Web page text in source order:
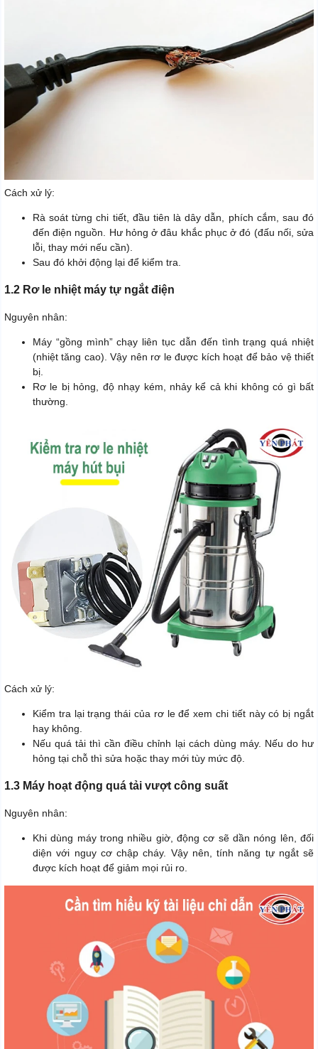
Cách xử lý:
Rà soát từng chi tiết, đầu tiên là dây dẫn, phích cắm, sau đó
đến điện nguồn. Hư hỏng ở đâu khắc phục ở đó (đấu nối, sửa
lỗi, thay mới nếu cần).
Sau đó khởi động lại để kiểm tra.
1.2 Rơ le nhiệt máy tự ngắt điện
Nguyên nhân:
Máy “gồng mình” chạy liên tục dẫn đến tình trạng quá nhiệt
(nhiệt tăng cao). Vậy nên rơ le được kích hoạt để bảo vệ thiết
bị.
Rơ le bị hỏng, độ nhạy kém, nhảy kể cả khi không có gì bất
thường.
Cách xử lý:
Kiểm tra lại trạng thái của rơ le để xem chi tiết này có bị ngắt
hay không.
Nếu quá tải thì cần điều chỉnh lại cách dùng máy. Nếu do hư
hỏng tại chỗ thì sửa hoặc thay mới tùy mức độ.
1.3 Máy hoạt động quá tải vượt công suất
Nguyên nhân:
Khi dùng máy trong nhiều giờ, động cơ sẽ dần nóng lên, đối
diện với nguy cơ chập cháy. Vậy nên, tính năng tự ngắt sẽ
được kích hoạt để giảm mọi rủi ro.